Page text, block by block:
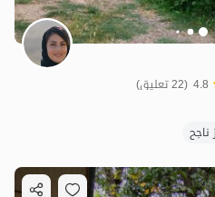
4.8 (22 تعليق)